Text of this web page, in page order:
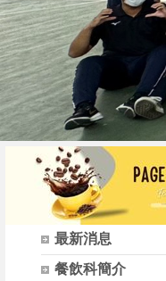
最新消息
餐飲科簡介